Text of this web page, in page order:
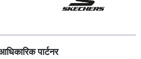
पार्टनर